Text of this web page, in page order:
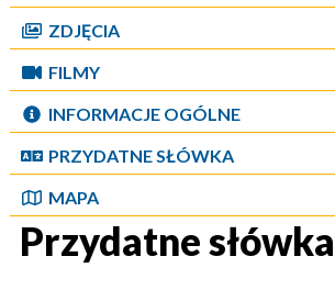
ZDJĘCIA
FILMY
INFORMACJE OGÓLNE
PRZYDATNE SŁÓWKA
MAPA
Przydatne słówka